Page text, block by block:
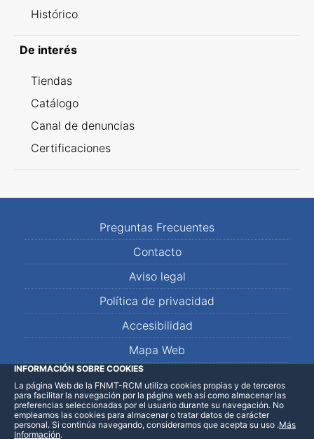
Histórico
De interés
Tiendas
Catálogo
Canal de denuncias
Certificaciones
Preguntas Frecuentes
Contacto
Aviso legal
Política de privacidad
Accesibilidad
Mapa Web
LinkedInFacebookWhatsApp
INFORMACIÓN SOBRE COOKIES
La página Web de la FNMT-RCM utiliza cookies propias y de terceros
para facilitar la navegación por la página web así como almacenar las
preferencias seleccionadas por el usuario durante su navegación. No
empleamos las cookies para almacenar o tratar datos de carácter
personal. Si continúa navegando, consideramos que acepta su uso .Más
Información.